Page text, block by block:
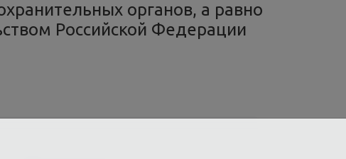
органов, а равно
Российской Федерации